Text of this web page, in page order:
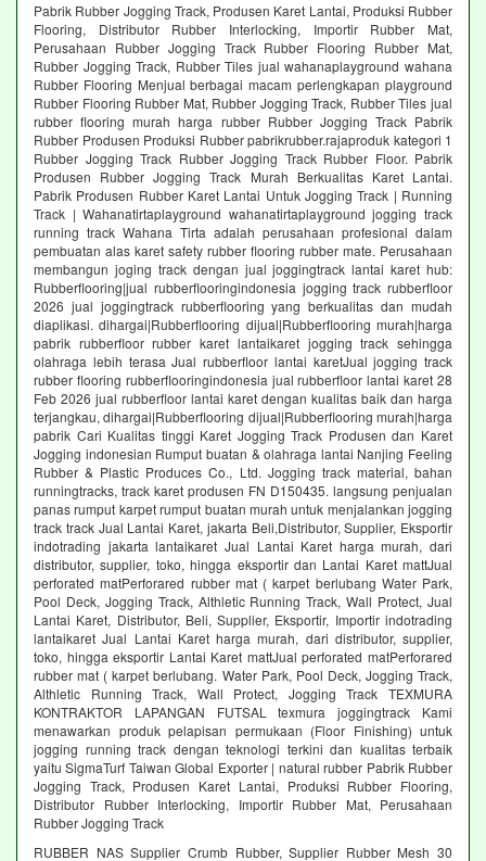
Pabrik Rubber Jogging Track, Produsen Karet Lantai, Produksi Rubber
Flooring, Distributor Rubber Interlocking, Importir Rubber Mat,
Perusahaan Rubber Jogging Track Rubber Flooring Rubber Mat,
Rubber Jogging Track, Rubber Tiles jual wahanaplayground wahana
Rubber Flooring Menjual berbagai macam perlengkapan playground
Rubber Flooring Rubber Mat, Rubber Jogging Track, Rubber Tiles jual
rubber flooring murah harga rubber Rubber Jogging Track Pabrik
Rubber Produsen Produksi Rubber pabrikrubber.rajaproduk kategori 1
Rubber Jogging Track Rubber Jogging Track Rubber Floor. Pabrik
Produsen Rubber Jogging Track Murah Berkualitas Karet Lantai.
Pabrik Produsen Rubber Karet Lantai Untuk Jogging Track | Running
Track | Wahanatirtaplayground wahanatirtaplayground jogging track
running track Wahana Tirta adalah perusahaan profesional dalam
pembuatan alas karet safety rubber flooring rubber mate. Perusahaan
membangun joging track dengan jual joggingtrack lantai karet hub:
Rubberflooring|jual rubberflooringindonesia jogging track rubberfloor
2026 jual joggingtrack rubberflooring yang berkualitas dan mudah
diaplikasi. dihargai|Rubberflooring dijual|Rubberflooring murah|harga
pabrik rubberfloor rubber karet lantaikaret jogging track sehingga
olahraga lebih terasa Jual rubberfloor lantai karetJual jogging track
rubber flooring rubberflooringindonesia jual rubberfloor lantai karet 28
Feb 2026 jual rubberfloor lantai karet dengan kualitas baik dan harga
terjangkau, dihargai|Rubberflooring dijual|Rubberflooring murah|harga
pabrik Cari Kualitas tinggi Karet Jogging Track Produsen dan Karet
Jogging indonesian Rumput buatan & olahraga lantai Nanjing Feeling
Rubber & Plastic Produces Co., Ltd. Jogging track material, bahan
runningtracks, track karet produsen FN D150435. langsung penjualan
panas rumput karpet rumput buatan murah untuk menjalankan jogging
track track Jual Lantai Karet, jakarta Beli,Distributor, Supplier, Eksportir
indotrading jakarta lantaikaret Jual Lantai Karet harga murah, dari
distributor, supplier, toko, hingga eksportir dan Lantai Karet mattJual
perforated matPerforared rubber mat ( karpet berlubang Water Park,
Pool Deck, Jogging Track, Althletic Running Track, Wall Protect, Jual
Lantai Karet, Distributor, Beli, Supplier, Eksportir, Importir indotrading
lantaikaret Jual Lantai Karet harga murah, dari distributor, supplier,
toko, hingga eksportir Lantai Karet mattJual perforated matPerforared
rubber mat ( karpet berlubang. Water Park, Pool Deck, Jogging Track,
Althletic Running Track, Wall Protect, Jogging Track TEXMURA
KONTRAKTOR LAPANGAN FUTSAL texmura joggingtrack Kami
menawarkan produk pelapisan permukaan (Floor Finishing) untuk
jogging running track dengan teknologi terkini dan kualitas terbaik
yaitu SigmaTurf Taiwan Global Exporter | natural rubber Pabrik Rubber
Jogging Track, Produsen Karet Lantai, Produksi Rubber Flooring,
Distributor Rubber Interlocking, Importir Rubber Mat, Perusahaan
Rubber Jogging Track
RUBBER NAS Supplier Crumb Rubber, Supplier Rubber Mesh 30